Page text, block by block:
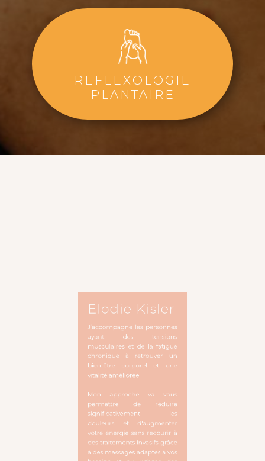
REFLEXOLOGIE
PLANTAIRE
musculaires et de la fatigue
chronique à retrouver un
bien-être corporel et une
vitalité améliorée.
Mon approche va vous
permettre de réduire
significativement les
douleurs et d'augmenter
votre énergie sans recourir à